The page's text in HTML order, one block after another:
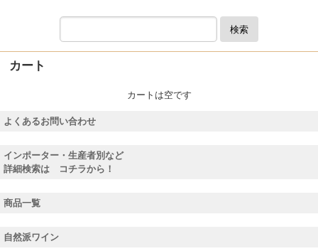
検索
カート
カートは空です
よくあるお問い合わせ
インポーター・生産者別など
詳細検索は コチラから！
商品一覧
自然派ワイン